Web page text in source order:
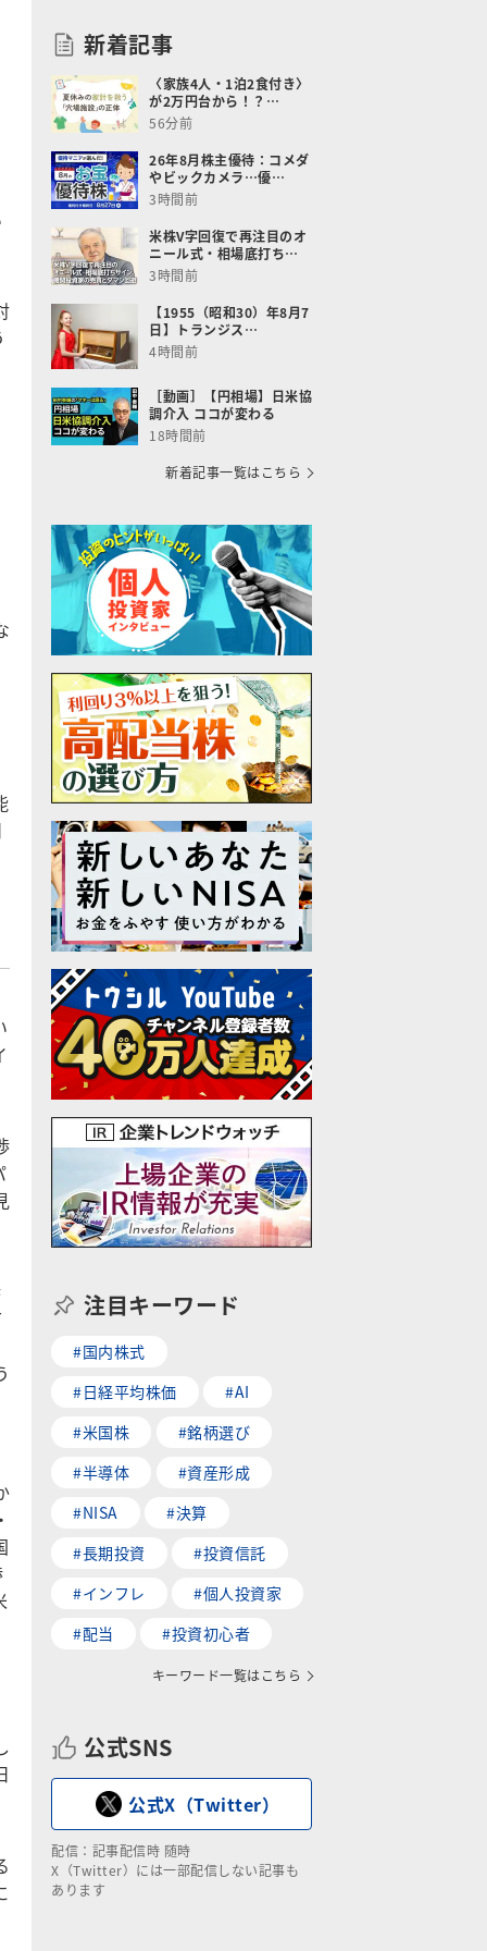
新着記事
〈家族4人・1泊2食付き〉
が2万円台から！？…
56分前
26年8月株主優待：コメダ
やビックカメラ…優…
3時間前
米株V字回復で再注目のオ
ニール式・相場底打ち…
3時間前
【1955（昭和30）年8月7
日】トランジス…
4時間前
［動画］【円相場】日米協
調介入 ココが変わる
18時間前
新着記事一覧はこちら
注目キーワード
#国内株式
#日経平均株価
#AI
#米国株
#銘柄選び
#半導体
#資産形成
#NISA
#決算
#長期投資
#投資信託
#インフレ
#個人投資家
#配当
#投資初心者
キーワード一覧はこちら
公式SNS
公式X（Twitter）
配信：記事配信時 随時
X（Twitter）には一部配信しない記事も
あります